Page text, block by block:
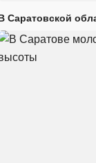
Саратовской